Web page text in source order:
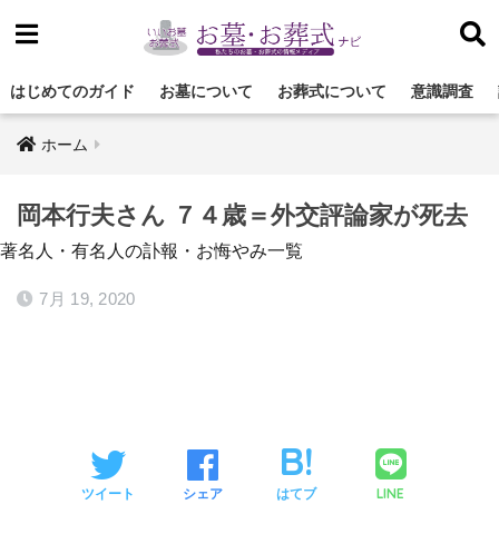
はじめてのガイド お墓について お葬式について 意識調査
ホーム
岡本行夫さん ７４歳＝外交評論家が死去
著名人・有名人の訃報・お悔やみ一覧
7月 19, 2020
ツイート シェア はてブ LINE